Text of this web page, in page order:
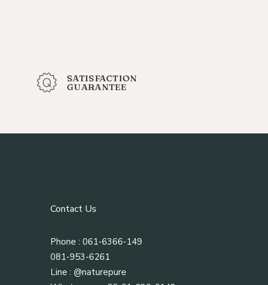
SATISFACTION
GUARANTEE
Contact Us
Phone : 061-6366-149
081-953-6261
Line : @naturepure